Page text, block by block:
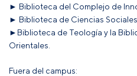
► Biblioteca del Complejo de
► Biblioteca de Ciencias
►Biblioteca de Teología y la
Orientales.
Fuera del campus: